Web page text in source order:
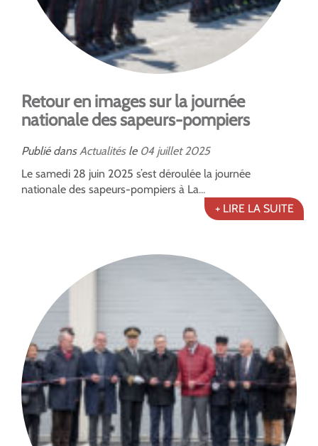
Retour en images sur la journée
nationale des sapeurs-pompiers
Publié dans Actualitésle 04 juillet 2025
Le samedi 28 juin 2025 s’est déroulée la journée
nationale des sapeurs-pompiers à La...
+ LIRE LA SUITE